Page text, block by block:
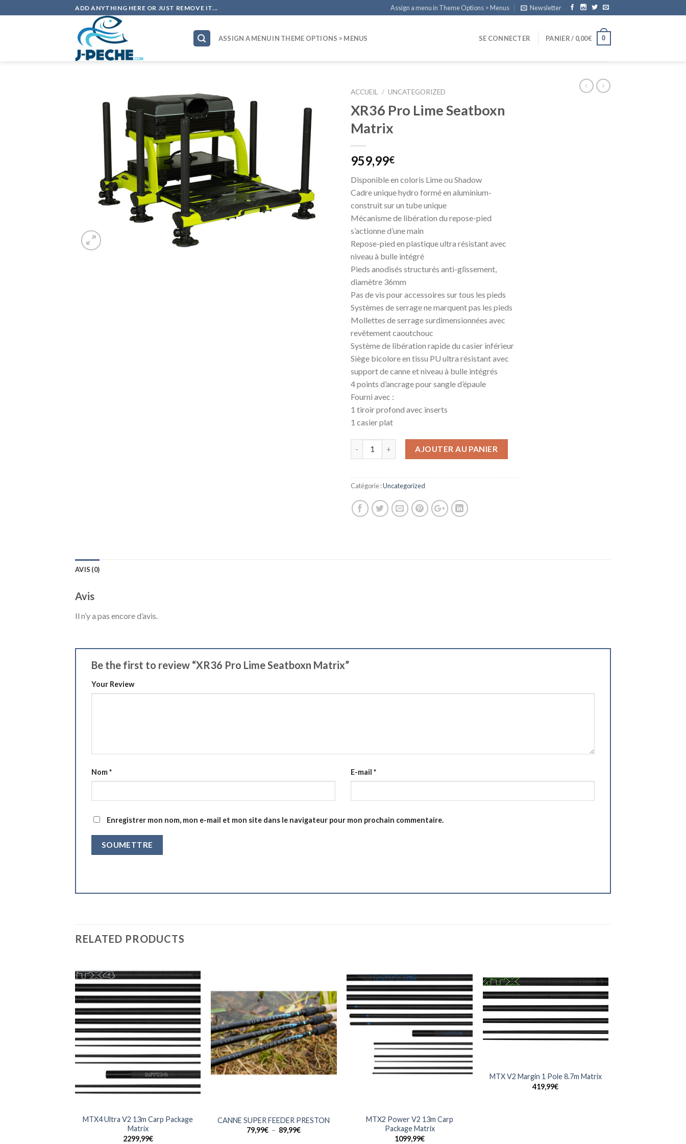
to
ADD ANYTHING HERE OR JUST REMOVE IT... Assign a menu in Theme Options > Menus Newsletter
ASSIGN A MENU IN THEME OPTIONS > MENUS SE CONNECTER PANIER / 0,00€ 0
ACCUEIL / UNCATEGORIZED
XR36 Pro Lime Seatboxn
Matrix
959,99€
Disponible en coloris Lime ou Shadow
Cadre unique hydro formé en aluminium-
construit sur un tube unique
Mécanisme de libération du repose-pied
s’actionne d’une main
Repose-pied en plastique ultra résistant avec
niveau à bulle intégré
Pieds anodisés structurés anti-glissement,
diamètre 36mm
Pas de vis pour accessoires sur tous les pieds
Systèmes de serrage ne marquent pas les pieds
Mollettes de serrage surdimensionnées avec
revêtement caoutchouc
Système de libération rapide du casier inférieur
Siège bicolore en tissu PU ultra résistant avec
support de canne et niveau à bulle intégrés
4 points d’ancrage pour sangle d’épaule
Fourni avec :
1 tiroir profond avec inserts
1 casier plat
AJOUTER AU PANIER
Catégorie :Uncategorized
AVIS (0)
Avis
Il n’y a pas encore d’avis.
Be the first to review “XR36 Pro Lime Seatboxn Matrix”
Your Review
Nom* E-mail *
Enregistrer mon nom, mon e-mail et mon site dans le navigateur pour mon prochain commentaire.
RELATED PRODUCTS
MTX4 Ultra V2 13m Carp Package
Matrix
2299,99€
CANNE SUPER FEEDER PRESTON
79,99€ – 89,99€Plage
MTX2 Power V2 13m Carp
Package Matrix
1099,99€
MTX V2 Margin 1 Pole 8.7m Matrix
419,99€